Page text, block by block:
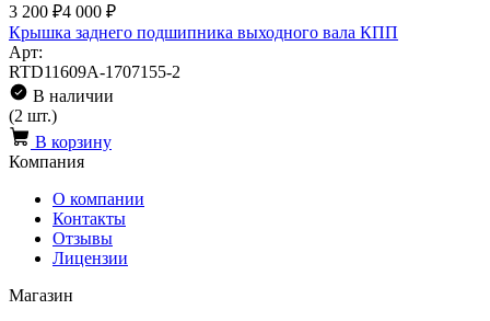
3 200 ₽4 000 ₽
Крышка заднего подшипника выходного вала КПП
Арт:
RTD11609A-1707155-2
В наличии
(2 шт.)
В корзину
Компания
О компании
Контакты
Отзывы
Лицензии
Магазин